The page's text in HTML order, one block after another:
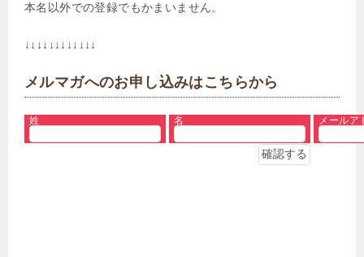
本名以外での登録でもかまいません。
↓↓↓↓↓↓↓↓↓↓↓↓
メルマガへのお申し込みはこちらから
姓 名 メールア